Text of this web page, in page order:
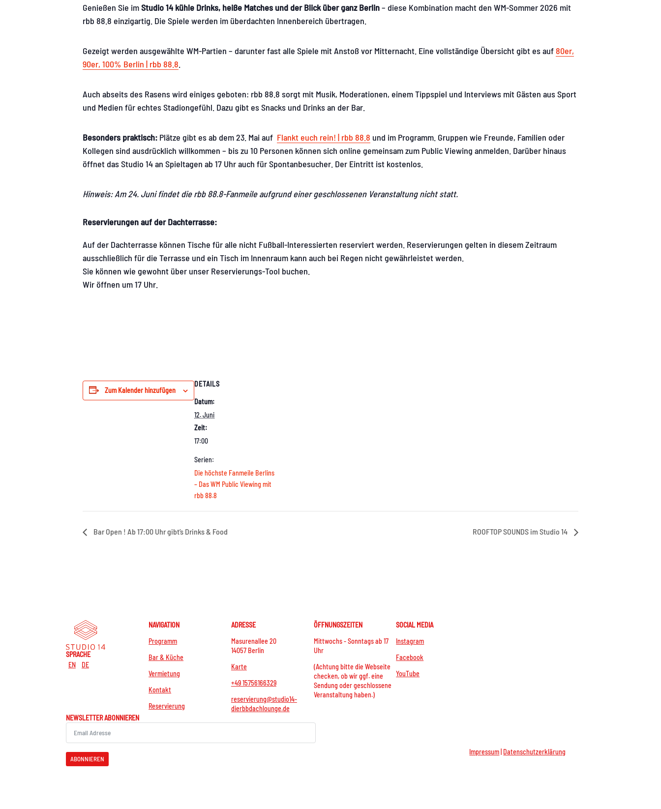
Genießen Sie imStudio 14 kühle Drinks, heiße Matches und der Blick über ganz Berlin– diese Kombination macht den WM-Sommer 2026 mit
rbb 88.8 einzigartig. Die Spiele werden im überdachten Innenbereich übertragen.
Gezeigt werden ausgewählte WM-Partien – darunter fast alle Spiele mit Anstoß vor Mitternacht. Eine vollständige Übersicht gibt es auf80er,
90er, 100% Berlin | rbb 88.8
Auch abseits des Rasens wird einiges geboten: rbb 88.8 sorgt mit Musik, Moderationen, einem Tippspiel und Interviews mit Gästen aus Sport
und Medien für echtes Stadiongefühl. Dazu gibt es Snacks und Drinks an der Bar.
Besonders praktisch: Plätze gibt es ab dem 23. Mai auf Flankt euch rein! | rbb 88.8 und im Programm. Gruppen wie Freunde, Familien oder
Kollegen sind ausdrücklich willkommen – bis zu 10 Personen können sich online gemeinsam zum Public Viewing anmelden. Darüber hinaus
öffnet das Studio 14 an Spieltagen ab 17 Uhr auch für Spontanbesucher. Der Eintritt ist kostenlos.
Hinweis: Am 24. Juni findet die rbb 88.8-Fanmeile aufgrund einer geschlossenen Veranstaltung nicht statt.
Reservierungen auf der Dachterrasse:
Auf der Dachterrasse können Tische für alle nicht Fußball-Interessierten reserviert werden. Reservierungen gelten in diesem Zeitraum
ausschließlich für die Terrasse und ein Tisch im Innenraum kann auch bei Regen nicht gewährleistet werden.
Sie können wie gewohnt über unser Reservierungs-Tool buchen.
Wir öffnen um 17 Uhr.
Zum Kalender hinzufügen
DETAILS
Datum:
12. Juni
Zeit:
17:00
Serien:
Die höchste Fanmeile Berlins
– Das WM Public Viewing mit
rbb 88.8
Bar Open ! Ab 17:00 Uhr gibt’s Drinks & Food ROOFTOP SOUNDS im Studio 14
SPRACHE
EN
DE
NAVIGATION
Programm
Bar & Küche
Vermietung
Kontakt
Reservierung
ADRESSE
Masurenallee 20
14057 Berlin
Karte
+49 15756166329
reservierung@studio14-
dierbbdachlounge.de
ÖFFNUNGSZEITEN
Mittwochs - Sonntags ab 17
Uhr
(Achtung bitte die Webseite
checken, ob wir ggf. eine
Sendung oder geschlossene
Veranstaltung haben.)
SOCIAL MEDIA
Instagram
Facebook
YouTube
NEWSLETTER ABONNIEREN
ABONNIEREN
Impressum Datenschutzerklärung